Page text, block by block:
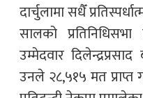
दार्चुलामा सधैँ
सालको प्रतिनिधिसभा
उम्मेदवार
उनले २८,५१५ मत